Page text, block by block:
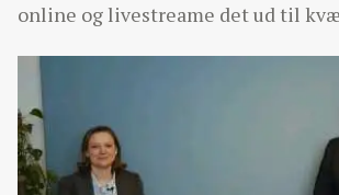
online og livestreame det ud til